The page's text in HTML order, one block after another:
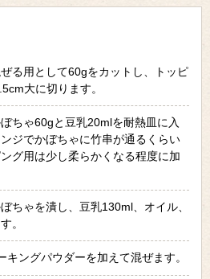
る用として60gをカットし、トッピ
大に切ります。
ちゃ60gと豆乳20mlを耐熱皿に入
ジでかぼちゃに竹串が通るくらい
グ用は少し柔らかくなる程度に加
ちゃを潰し、豆乳130ml、オイル、
。
キングパウダーを加えて混ぜます。